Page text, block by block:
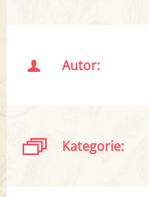
Autor:
Kategorie: